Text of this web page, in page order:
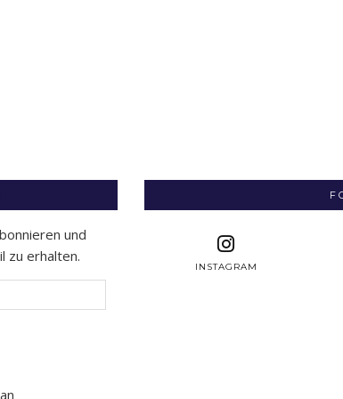
und
zu erhalten.
INSTAGRAM